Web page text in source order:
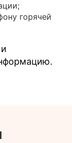
горячей